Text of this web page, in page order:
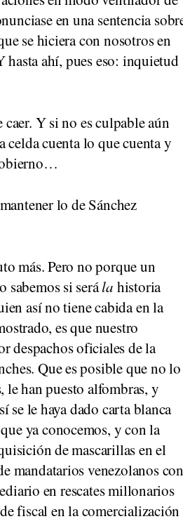
en una sentencia
se hiciera con nosotros en
hasta ahí, pues eso: inquietud
Y si no es culpable aún
celda cuenta lo que cuenta y
lo de Sánchez
más. Pero no porque un
sabemos si serála historia
así no tiene cabida en la
es que nuestro
despachos oficiales de la
Que es posible que no lo
le han puesto alfombras, y
se le haya dado carta blanca
ya conocemos, y con la
de mascarillas en el
mandatarios venezolanos con
en rescates millonarios
fiscal en la comercialización